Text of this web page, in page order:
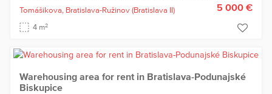
Tomášikova, Bratislava-Ružinov (Bratislava II)
4 m2
5 000 €
Warehousing area for rent in Bratislava-Podunajské
Biskupice